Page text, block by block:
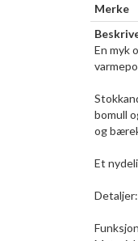
Merke
En myk
bomull
og
Et
Detaljer: